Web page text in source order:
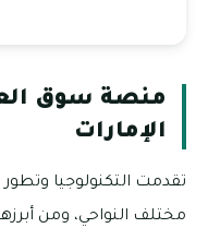
منصة سوق
الإمارات
تقدمت التكنولوجيا
مختلف النواحي، ومن